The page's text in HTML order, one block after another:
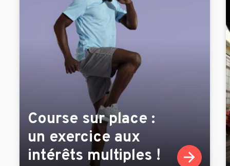
Course sur place :
un exercice aux
intérêts multiples !